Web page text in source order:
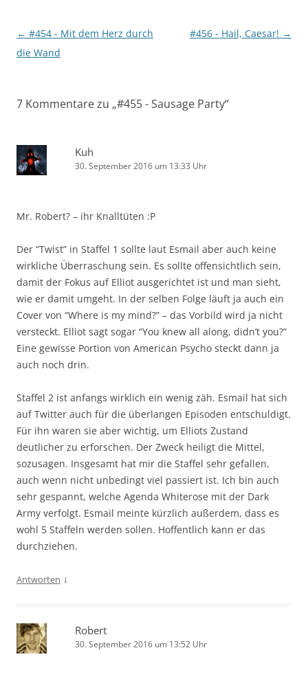
Beitragsnavigation
← #454 - Mit dem Herz durch
die Wand
#456 - Hail, Caesar! →
7 Kommentare zu „#455 - Sausage Party“
Kuh
30. September 2016 um 13:33 Uhr
Mr. Robert? – ihr Knalltüten :P
Der “Twist” in Staffel 1 sollte laut Esmail aber auch keine
wirkliche Überraschung sein. Es sollte offensichtlich sein,
damit der Fokus auf Elliot ausgerichtet ist und man sieht,
wie er damit umgeht. In der selben Folge läuft ja auch ein
Cover von “Where is my mind?” – das Vorbild wird ja nicht
versteckt. Elliot sagt sogar “You knew all along, didn’t you?”
Eine gewisse Portion von American Psycho steckt dann ja
auch noch drin.
Staffel 2 ist anfangs wirklich ein wenig zäh. Esmail hat sich
auf Twitter auch für die überlangen Episoden entschuldigt.
Für ihn waren sie aber wichtig, um Elliots Zustand
deutlicher zu erforschen. Der Zweck heiligt die Mittel,
sozusagen. Insgesamt hat mir die Staffel sehr gefallen,
auch wenn nicht unbedingt viel passiert ist. Ich bin auch
sehr gespannt, welche Agenda Whiterose mit der Dark
Army verfolgt. Esmail meinte kürzlich außerdem, dass es
wohl 5 Staffeln werden sollen. Hoffentlich kann er das
durchziehen.
Antworten ↓
Robert
30. September 2016 um 13:52 Uhr